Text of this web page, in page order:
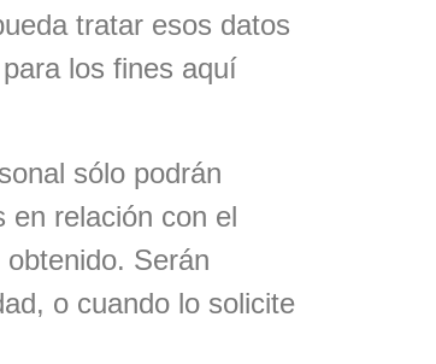
tratar esos datos
los fines aquí
sólo podrán
en relación con el
Serán
o cuando lo solicite